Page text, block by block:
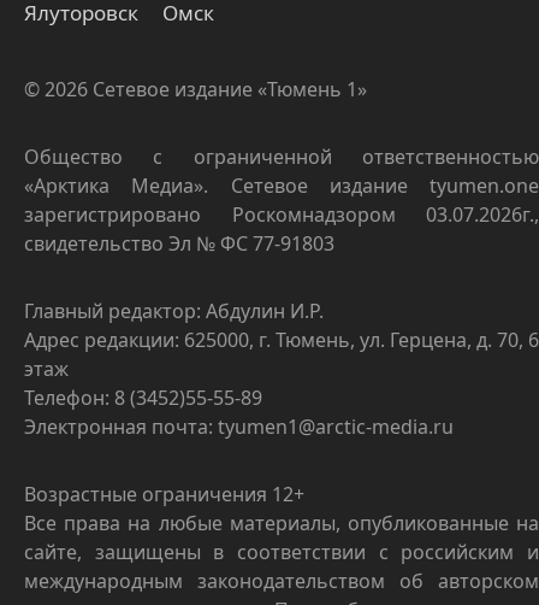
Ялуторовск
Омск
© 2026 Сетевое издание «Тюмень 1»
Общество с ограниченной ответственностью
«Арктика Медиа». Сетевое издание tyumen.one
зарегистрировано Роскомнадзором 03.07.2026г.,
свидетельство Эл № ФС 77-91803
Главный редактор: Абдулин И.Р.
Адрес редакции: 625000, г. Тюмень, ул. Герцена, д. 70, 6
этаж
Телефон: 8 (3452)55-55-89
Электронная почта: tyumen1@arctic-media.ru
Возрастные ограничения 12+
Все права на любые материалы, опубликованные на
сайте, защищены в соответствии с российским и
международным законодательством об авторском